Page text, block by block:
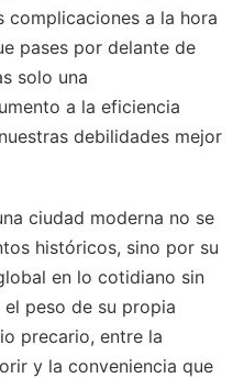
complicaciones a la hora
pases por delante de
solo una
a la eficiencia
debilidades mejor
ciudad moderna no se
históricos, sino por su
en lo cotidiano sin
peso de su propia
precario, entre la
y la conveniencia que